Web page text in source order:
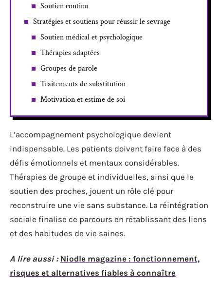
Soutien continu
Stratégies et soutiens pour réussir le sevrage
Soutien médical et psychologique
Thérapies adaptées
Groupes de parole
Traitements de substitution
Motivation et estime de soi
L’accompagnement psychologique devient
indispensable. Les patients doivent faire face à des
défis émotionnels et mentaux considérables.
Thérapies de groupe et individuelles, ainsi que le
soutien des proches, jouent un rôle clé pour
reconstruire une vie sans substance. La réintégration
sociale finalise ce parcours en rétablissant des liens
et des habitudes de vie saines.
A lire aussi : Niodle magazine : fonctionnement,
risques et alternatives fiables à connaître